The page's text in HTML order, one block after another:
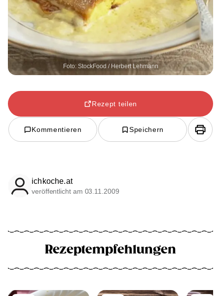
Foto: StockFood / Herbert Lehmann
Rezept teilen
Kommentieren Speichern
ichkoche.at
veröffentlicht am 03.11.2009
Rezeptempfehlungen